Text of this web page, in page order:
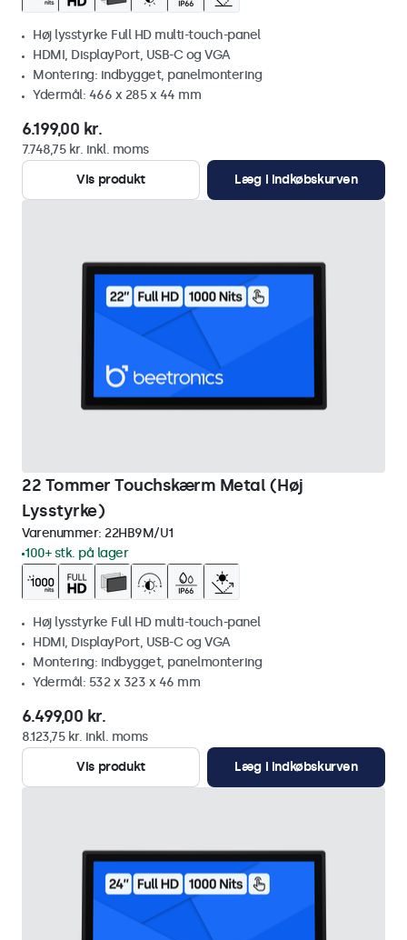
Høj lysstyrke Full HD multi-touch-panel
HDMI, DisplayPort, USB-C og VGA
Montering: indbygget, panelmontering
Ydermål: 466 x 285 x 44 mm
6.199,00 kr.
7.748,75 kr. inkl. moms
Vis produkt
Læg i indkøbskurven
22 Tommer Touchskærm Metal (Høj
Lysstyrke)
Varenummer: 22HB9M/U1
100+ stk. på lager
Høj lysstyrke Full HD multi-touch-panel
HDMI, DisplayPort, USB-C og VGA
Montering: indbygget, panelmontering
Ydermål: 532 x 323 x 46 mm
6.499,00 kr.
8.123,75 kr. inkl. moms
Vis produkt
Læg i indkøbskurven